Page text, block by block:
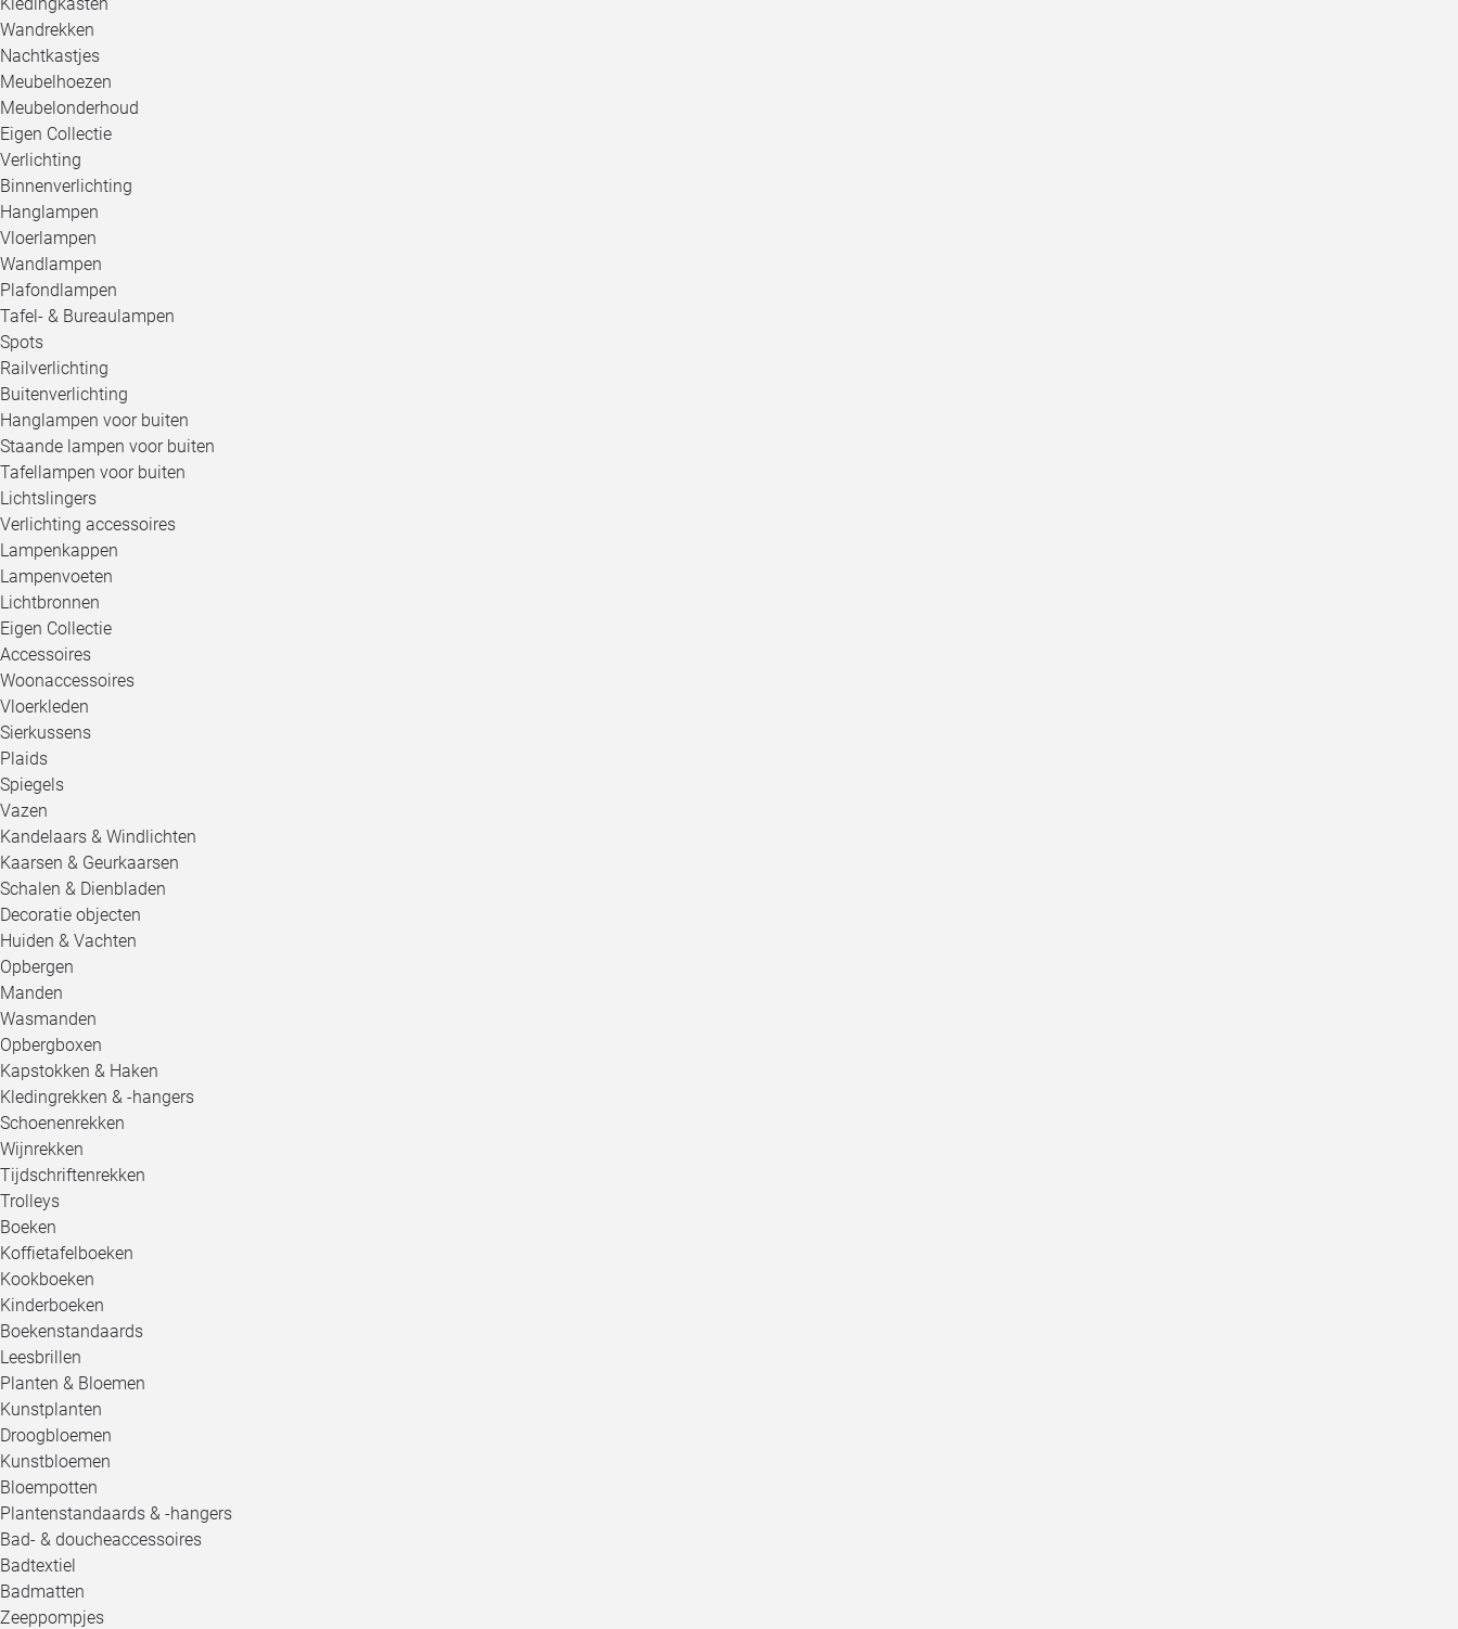
Wandrekken
Nachtkastjes
Meubelhoezen
Meubelonderhoud
Eigen Collectie
Verlichting
Binnenverlichting
Hanglampen
Vloerlampen
Wandlampen
Plafondlampen
Tafel- & Bureaulampen
Spots
Railverlichting
Buitenverlichting
Hanglampen voor buiten
Staande lampen voor buiten
Tafellampen voor buiten
Lichtslingers
Verlichting accessoires
Lampenkappen
Lampenvoeten
Lichtbronnen
Eigen Collectie
Accessoires
Woonaccessoires
Vloerkleden
Sierkussens
Plaids
Spiegels
Vazen
Kandelaars & Windlichten
Kaarsen & Geurkaarsen
Schalen & Dienbladen
Decoratie objecten
Huiden & Vachten
Opbergen
Manden
Wasmanden
Opbergboxen
Kapstokken & Haken
Kledingrekken & -hangers
Schoenenrekken
Wijnrekken
Tijdschriftenrekken
Trolleys
Boeken
Koffietafelboeken
Kookboeken
Kinderboeken
Boekenstandaards
Leesbrillen
Planten & Bloemen
Kunstplanten
Droogbloemen
Kunstbloemen
Bloempotten
Plantenstandaards & -hangers
Bad- & doucheaccessoires
Badtextiel
Badmatten
Zeeppompjes